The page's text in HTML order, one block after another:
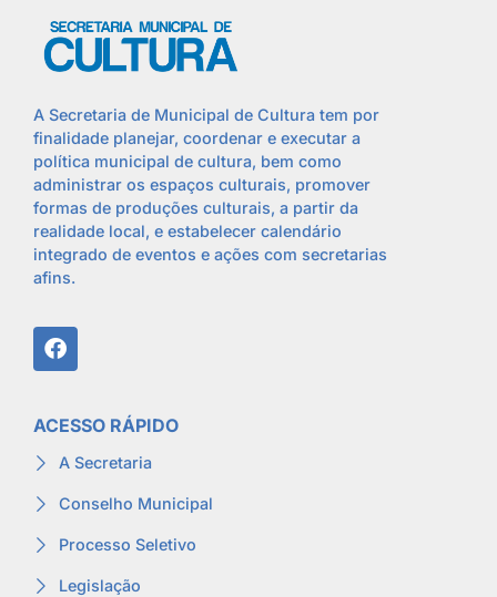
A Secretaria de Municipal de Cultura tem por
finalidade planejar, coordenar e executar a
política municipal de cultura, bem como
administrar os espaços culturais, promover
formas de produções culturais, a partir da
realidade local, e estabelecer calendário
integrado de eventos e ações com secretarias
afins.
ACESSO RÁPIDO
A Secretaria
Conselho Municipal
Processo Seletivo
Legislação